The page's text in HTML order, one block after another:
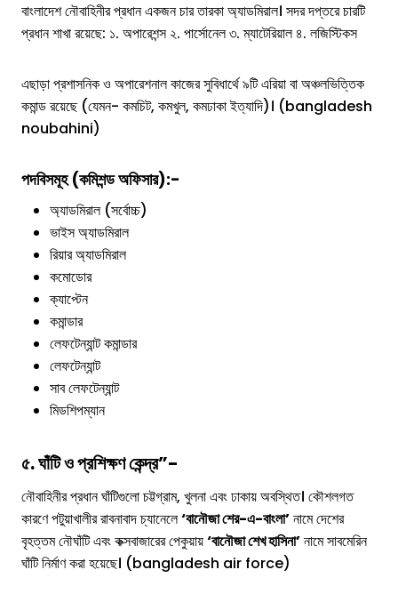
বাংলাদেশ নৌবাহিনীর প্রধান একজন চার তারকা অ্যাডমিরাল। সদর দপ্তরে চারটি
প্রধান শাখা রয়েছে: ১. অপারেশন্স ২. পার্সোনেল ৩. ম্যাটেরিয়াল ৪. লজিস্টিকস
এছাড়া প্রশাসনিক ও অপারেশনাল কাজের সুবিধার্থে ৯টি এরিয়া বা অঞ্চলভিত্তিক
কমান্ড রয়েছে (যেমন- কমচিট, কমখুল, কমঢাকা ইত্যাদি)। (bangladesh
noubahini)
পদবিসমূহ (কমিশন্ড অফিসার):-
অ্যাডমিরাল (সর্বোচ্চ)
ভাইস অ্যাডমিরাল
রিয়ার অ্যাডমিরাল
কমোডোর
ক্যাপ্টেন
কমান্ডার
লেফটেন্যান্ট কমান্ডার
লেফটেন্যান্ট
সাব লেফটেন্যান্ট
মিডশিপম্যান
৫. ঘাঁটি ও প্রশিক্ষণ কেন্দ্র”-
নৌবাহিনীর প্রধান ঘাঁটিগুলো চট্টগ্রাম, খুলনা এবং ঢাকায় অবস্থিত। কৌশলগত
কারণে পটুয়াখালীর রাবনাবাদ চ্যানেলে‘বানৌজা শের-এ-বাংলা’নামে দেশের
বৃহত্তম নৌঘাঁটি এবং কক্সবাজারের পেকুয়ায়‘বানৌজা শেখ হাসিনা’নামে সাবমেরিন
ঘাঁটি নির্মাণ করা হয়েছে। (bangladesh air force)